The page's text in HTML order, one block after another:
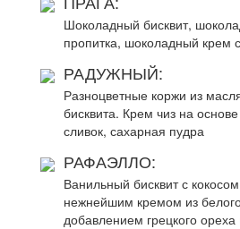
Шоколадный бисквит,
пропитка, шоколадный крем
РАДУЖНЫЙ:
Разноцветные коржи из
бисквита. Крем чиз на
сливок, сахарная пудра
РАФАЭЛЛО:
Ванильный бисквит с
нежнейшим кремом из
добавлением грецкого